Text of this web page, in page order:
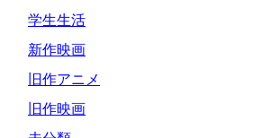
学生生活
新作映画
旧作アニメ
旧作映画